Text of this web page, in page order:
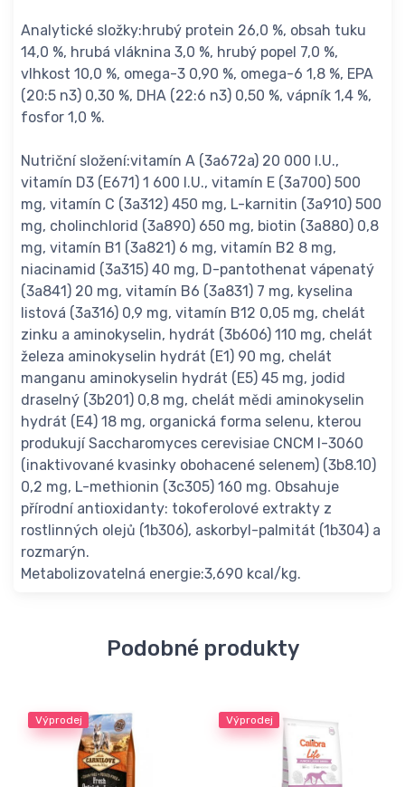
Analytické složky:hrubý protein 26,0 %, obsah tuku
14,0 %, hrubá vláknina 3,0 %, hrubý popel 7,0 %,
vlhkost 10,0 %, omega-3 0,90 %, omega-6 1,8 %, EPA
(20:5 n3) 0,30 %, DHA (22:6 n3) 0,50 %, vápník 1,4 %,
fosfor 1,0 %.
Nutriční složení:vitamín A (3a672a) 20 000 I.U.,
vitamín D3 (E671) 1 600 I.U., vitamín E (3a700) 500
mg, vitamín C (3a312) 450 mg, L-karnitin (3a910) 500
mg, cholinchlorid (3a890) 650 mg, biotin (3a880) 0,8
mg, vitamín B1 (3a821) 6 mg, vitamín B2 8 mg,
niacinamid (3a315) 40 mg, D-pantothenat vápenatý
(3a841) 20 mg, vitamín B6 (3a831) 7 mg, kyselina
listová (3a316) 0,9 mg, vitamín B12 0,05 mg, chelát
zinku a aminokyselin, hydrát (3b606) 110 mg, chelát
železa aminokyselin hydrát (E1) 90 mg, chelát
manganu aminokyselin hydrát (E5) 45 mg, jodid
draselný (3b201) 0,8 mg, chelát mědi aminokyselin
hydrát (E4) 18 mg, organická forma selenu, kterou
produkují Saccharomyces cerevisiae CNCM I-3060
(inaktivované kvasinky obohacené selenem) (3b8.10)
0,2 mg, L-methionin (3c305) 160 mg. Obsahuje
přírodní antioxidanty: tokoferolové extrakty z
rostlinných olejů (1b306), askorbyl-palmitát (1b304) a
rozmarýn.
Metabolizovatelná energie:3,690 kcal/kg.
Podobné produkty
Výprodej Výprodej